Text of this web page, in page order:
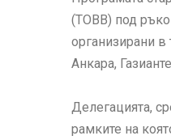
(TOBB) под
организирани
Анкара,
Делегацията,
рамките на